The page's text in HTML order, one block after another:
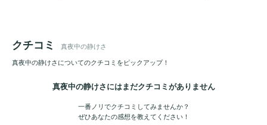
クチコミ 真夜中の静けさ
真夜中の静けさについてのクチコミをピックアップ！
真夜中の静けさにはまだクチコミがありません
一番ノリでクチコミしてみませんか？
ぜひあなたの感想を教えてください！